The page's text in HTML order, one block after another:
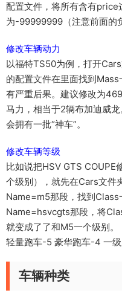
配置文件，将所有含有price
为-99999999（注意前面的
修改车辆动力
以福特TS50为例，打开
的配置文件在里面找到
有严重后果。建议修改为
马力，相当于2辆布加迪威
会拥有一批“神车”。
修改车辆等级
比如说把HSV GTS COUPE
个级别），就先在Cars文件
Name=m5那段，找到
Name=hsvcgts那段，将
就变成了了和M5一个级别。
轻量跑车-5 豪华跑车-4 一
车辆种类